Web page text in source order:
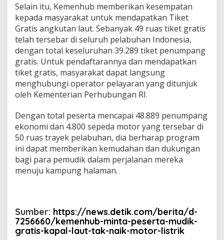
Selain itu, Kemenhub memberikan kesempatan
kepada masyarakat untuk mendapatkan Tiket
Gratis angkutan laut. Sebanyak 49 ruas tiket gratis
telah tersebar di seluruh pelabuhan Indonesia,
dengan total keseluruhan 39.289 tiket penumpang
gratis. Untuk pendaftarannya dan mendapatkan
tiket gratis, masyarakat dapat langsung
menghubungi operator pelayaran yang ditunjuk
oleh Kementerian Perhubungan RI.
Dengan total peserta mencapai 48.889 penumpang
ekonomi dan 4.800 sepeda motor yang tersebar di
50 ruas trayek pelabuhan, dia berharap program
ini dapat memberikan kemudahan dan dukungan
bagi para pemudik dalam perjalanan mereka
menuju kampung halaman.
Sumber: https://news.detik.com/berita/d-
7256660/kemenhub-minta-peserta-mudik-
gratis-kapal-laut-tak-naik-motor-listrik